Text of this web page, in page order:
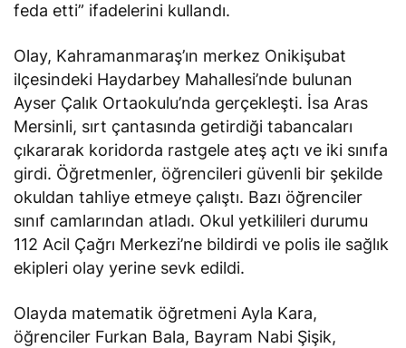
feda etti” ifadelerini kullandı.
Olay, Kahramanmaraş’ın merkez Onikişubat
ilçesindeki Haydarbey Mahallesi’nde bulunan
Ayser Çalık Ortaokulu’nda gerçekleşti. İsa Aras
Mersinli, sırt çantasında getirdiği tabancaları
çıkararak koridorda rastgele ateş açtı ve iki sınıfa
girdi. Öğretmenler, öğrencileri güvenli bir şekilde
okuldan tahliye etmeye çalıştı. Bazı öğrenciler
sınıf camlarından atladı. Okul yetkilileri durumu
112 Acil Çağrı Merkezi’ne bildirdi ve polis ile sağlık
ekipleri olay yerine sevk edildi.
Olayda matematik öğretmeni Ayla Kara,
öğrenciler Furkan Bala, Bayram Nabi Şişik,